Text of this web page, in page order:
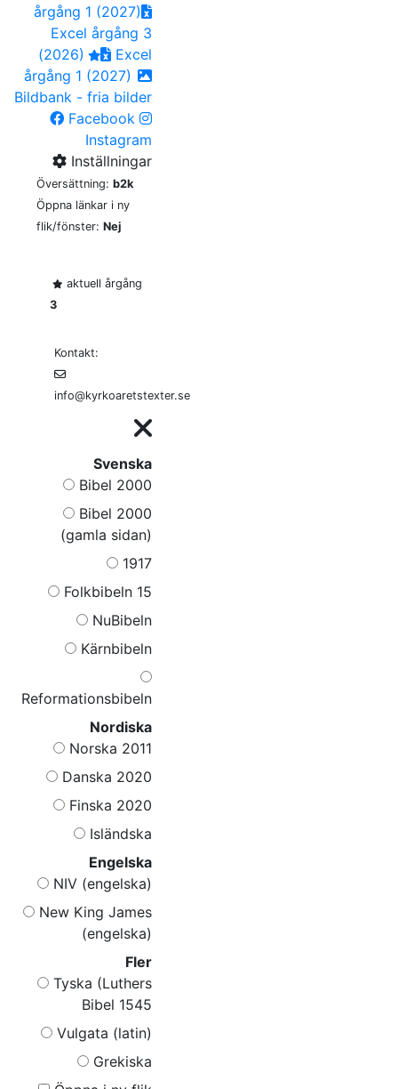
årgång 1 (2027)
Excel årgång 3
(2026)
Excel
årgång 1 (2027)
Bildbank - fria bilder
Facebook
Instagram
Inställningar
Översättning: b2k
Öppna länkar i ny
flik/fönster: Nej
aktuell årgång
3
Kontakt:
info@kyrkoaretstexter.se
Svenska
Bibel 2000
Bibel 2000
(gamla sidan)
1917
Folkbibeln 15
NuBibeln
Kärnbibeln
Reformationsbibeln
Nordiska
Norska 2011
Danska 2020
Finska 2020
Isländska
Engelska
NIV (engelska)
New King James
(engelska)
Fler
Tyska (Luthers
Bibel 1545
Vulgata (latin)
Grekiska